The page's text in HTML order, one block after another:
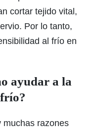
cortar tejido vital,
Por lo tanto,
al frío en
ayudar a la
muchas razones